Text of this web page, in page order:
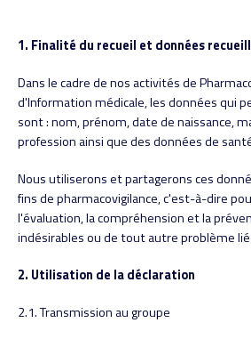
1. Finalité du recueil et données
Dans le cadre de nos activités de
d'Information médicale, les données qui
sont : nom, prénom, date de naissance,
profession ainsi que des données de
Nous utiliserons et partagerons ces
fins de pharmacovigilance, c'est-à-dire
l'évaluation, la compréhension et la
indésirables ou de tout autre problème
2. Utilisation de la déclaration
2.1. Transmission au groupe